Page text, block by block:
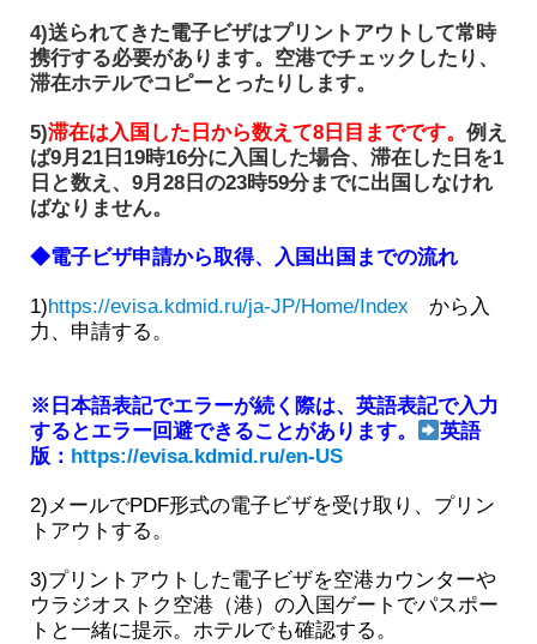
4)送られてきた電子ビザはプリントアウトして常時
携行する必要があります。空港でチェックしたり、
滞在ホテルでコピーとったりします。
5)滞在は入国した日から数えて8日目までです。 例え
ば9月21日19時16分に入国した場合、滞在した日を1
日と数え、9月28日の23時59分までに出国しなけれ
ばなりません。
◆電子ビザ申請から取得、入国出国までの流れ
1)https://evisa.kdmid.ru/ja-JP/Home/Index から入
力、申請する。
※日本語表記でエラーが続く際は、英語表記で入力
するとエラー回避できることがあります。
英語
版： https://evisa.kdmid.ru/en-US
2)メールでPDF形式の電子ビザを受け取り、プリン
トアウトする。
3)プリントアウトした電子ビザを空港カウンターや
ウラジオストク空港（港）の入国ゲートでパスポー
トと一緒に提示。ホテルでも確認する。